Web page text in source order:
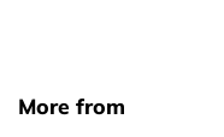
More from